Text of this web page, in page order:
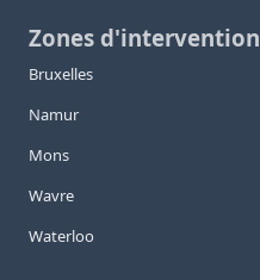
Zones d'intervention
Bruxelles
Namur
Mons
Wavre
Waterloo